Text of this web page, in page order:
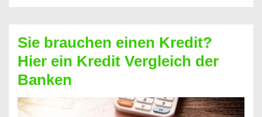
Summe
Geld?
Hier
einen
10000
Sie brauchen einen Kredit?
Hier ein Kredit Vergleich der
Banken